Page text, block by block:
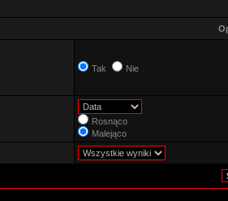
Tak Nie
Rosnąco
Malejąco